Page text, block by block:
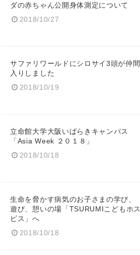
ダの赤ちゃん公開身体測定について
2018/10/27
サファリワールドにシロサイ3頭が仲間
入りしました
2018/10/19
立命館大学大阪いばらきキャンパス
「Asia Week ２０１８」
2018/10/18
生命を脅かす病気のお子さまの学び、
遊び、憩いの場「TSURUMIこどもホス
ピス」へ
2018/10/18